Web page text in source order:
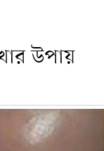
উপায়